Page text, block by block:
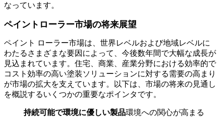
なっています。
ペイントローラー市場の将来展望
ペイント ローラー市場は、世界レベルおよび地域レベルに
わたるさまざまな要因によって、今後数年間で大幅な成長が
見込まれています。住宅、商業、産業分野における効率的で
コスト効率の高い塗装ソリューションに対する需要の高まり
が市場の拡大を支えています。以下は、市場の将来の見通し
を概説するいくつかの重要なポインタです。
持続可能で環境に優しい製品環境への関心が高まる